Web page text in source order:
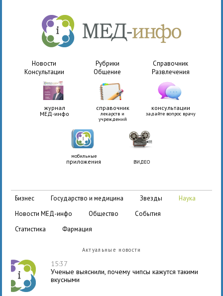
Новости Рубрики
Справочник
Консультации
Общение Развлечения
журнал
МЕД-инфо
справочник
лекарств и
учреждений
консультации
задайте вопрос врачу
мобильные
приложения ВИДЕО
бизнес государство и медицина звезды
наука
новости МЕД-инфо
общество
события
статистика
фармация
Актуальные новости
15:37
Ученые выяснили, почему чипсы кажутся такими
вкусными